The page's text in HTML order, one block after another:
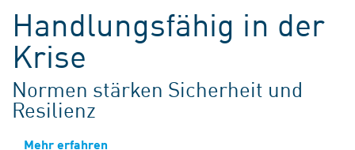
Handlungsfähig in der
Krise
Normen stärken Sicherheit und
Resilienz
Mehr erfahren